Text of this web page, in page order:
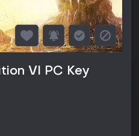
VI PC Key